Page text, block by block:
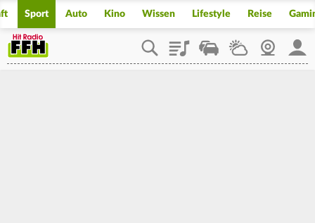
Sport Auto Kino Wissen Lifestyle Reise
PlaylistStaupilotWetterWebcam